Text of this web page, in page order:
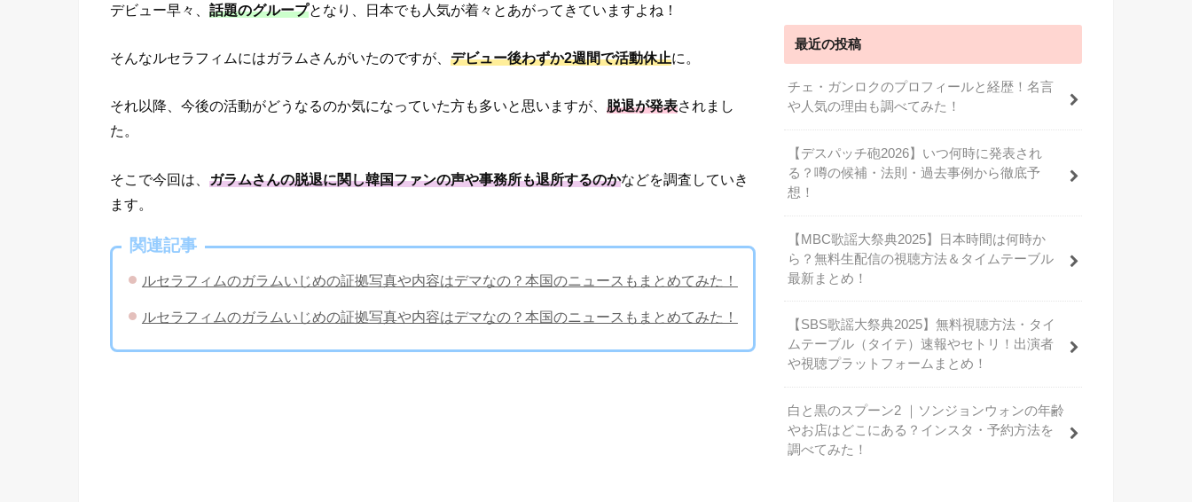
デビュー早々、 話題のグループとなり、日本でも人気が着々とあがってきていますよね！
そんなルセラフィムにはガラムさんがいたのですが、 デビュー後わずか2週間で活動休止に。
それ以降、今後の活動がどうなるのか気になっていた方も多いと思いますが、 脱退が発表されまし
た。
そこで今回は、 ガラムさんの脱退に関し韓国ファンの声や事務所も退所するのかなどを調査していき
ます。
関連記事
ルセラフィムのガラムいじめの証拠写真や内容はデマなの？本国のニュースもまとめてみた！
ルセラフィムのガラムいじめの証拠写真や内容はデマなの？本国のニュースもまとめてみた！
最近の投稿
チェ・ガンロクのプロフィールと経歴！名言
や人気の理由も調べてみた！
【デスパッチ砲2026】いつ何時に発表され
る？噂の候補・法則・過去事例から徹底予
想！
【MBC歌謡大祭典2025】日本時間は何時か
ら？無料生配信の視聴方法＆タイムテーブル
最新まとめ！
【SBS歌謡大祭典2025】無料視聴方法・タイ
ムテーブル（タイテ）速報やセトリ！出演者
や視聴プラットフォームまとめ！
白と黒のスプーン2 ｜ソンジョンウォンの年齢
やお店はどこにある？インスタ・予約方法を
調べてみた！